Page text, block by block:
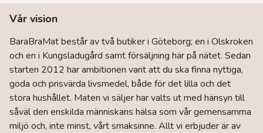
Vår vision
BaraBraMat består av två butiker i Göteborg; en i Olskroken
och en i Kungsladugård samt försäljning här på nätet. Sedan
starten 2012 har ambitionen varit att du ska finna nyttiga,
goda och prisvärda livsmedel, både för det lilla och det
stora hushållet. Maten vi säljer har valts ut med hänsyn till
såväl den enskilda människans hälsa som vår gemensamma
miljö och, inte minst, vårt smaksinne. Allt vi erbjuder är av